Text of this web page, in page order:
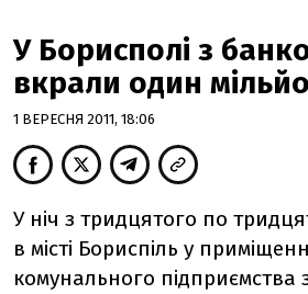
У Борисполі з
вкрали один
1 ВЕРЕСНЯ 2011, 18:06
У ніч з тридцятого по
в місті Бориспіль у
комунального підприємства